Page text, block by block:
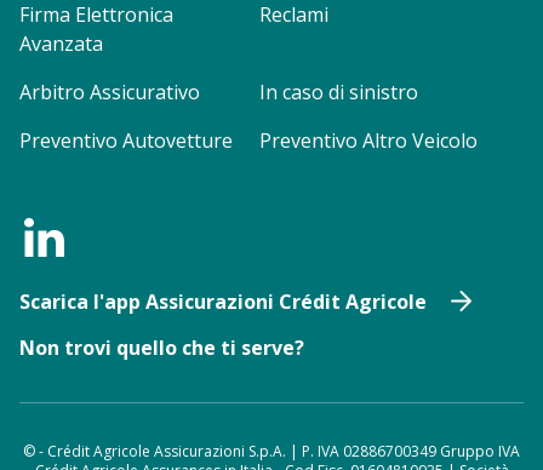
Firma Elettronica
Avanzata
Reclami
Arbitro Assicurativo
In caso di sinistro
Preventivo Autovetture
Preventivo Altro Veicolo
Scarica l'app Assicurazioni Crédit Agricole
Non trovi quello che ti serve?
© - Crédit Agricole Assicurazioni S.p.A. | P. IVA 02886700349 Gruppo IVA